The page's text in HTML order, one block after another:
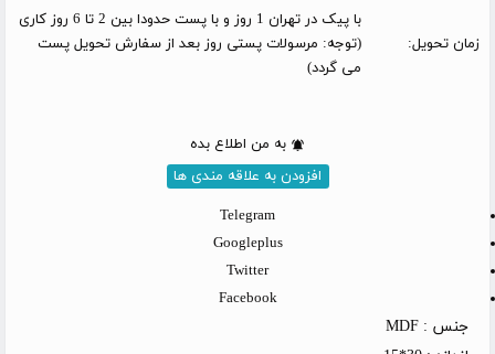
زمان تحویل:
با پیک در تهران 1 روز و با پست حدودا بین 2 تا 6 روز کاری
(توجه: مرسولات پستی روز بعد از سفارش تحویل پست
می گردد)
به من اطلاع بده
افزودن به علاقه مندی ها
Telegram
Googleplus
Twitter
Facebook
جنس : MDF